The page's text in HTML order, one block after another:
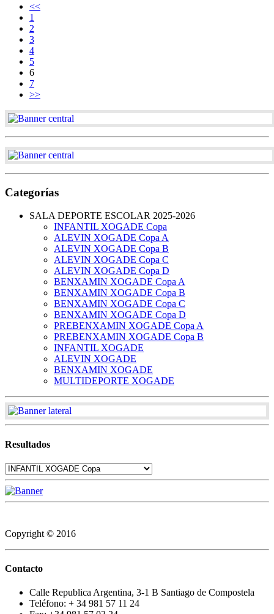
<<
1
2
3
4
5
6
7
>>
Categorías
SALA DEPORTE ESCOLAR 2025-2026
INFANTIL XOGADE Copa
ALEVIN XOGADE Copa A
ALEVIN XOGADE Copa B
ALEVIN XOGADE Copa C
ALEVIN XOGADE Copa D
BENXAMIN XOGADE Copa A
BENXAMIN XOGADE Copa B
BENXAMIN XOGADE Copa C
BENXAMIN XOGADE Copa D
PREBENXAMIN XOGADE Copa A
PREBENXAMIN XOGADE Copa B
INFANTIL XOGADE
ALEVIN XOGADE
BENXAMIN XOGADE
MULTIDEPORTE XOGADE
Resultados
Copyright © 2016
Contacto
Calle Republica Argentina, 3-1 B Santiago de Compostela
Teléfono: + 34 981 57 11 24